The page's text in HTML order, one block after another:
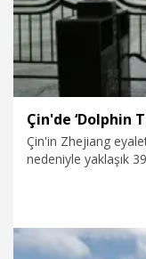
Çin'in Zhejiang
nedeniyle yaklaşık